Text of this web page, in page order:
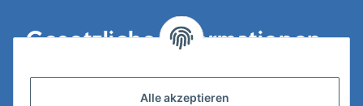
Gesetzliche Informationen
Versandinformationen
Alle akzeptieren